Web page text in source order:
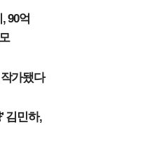
90억
가됐다
김민하,